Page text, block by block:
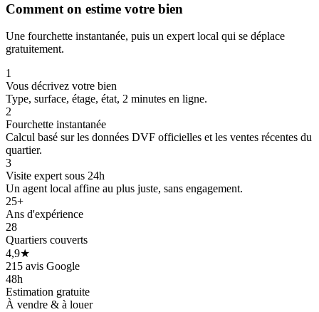
Comment on estime votre bien
Une fourchette instantanée, puis un expert local qui se déplace
gratuitement.
1
Vous décrivez votre bien
Type, surface, étage, état, 2 minutes en ligne.
2
Fourchette instantanée
Calcul basé sur les données DVF officielles et les ventes récentes du
quartier.
3
Visite expert sous 24h
Un agent local affine au plus juste, sans engagement.
25+
Ans d'expérience
28
Quartiers couverts
4,9★
215 avis Google
48h
Estimation gratuite
À vendre & à louer